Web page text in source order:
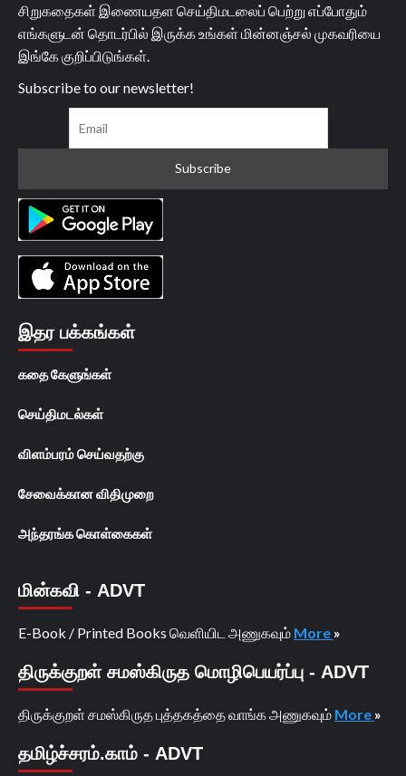
சிறுகதைகள் இணையதள செய்திமடலைப் பெற்று எப்போதும்
எங்களுடன் தொடர்பில் இருக்க உங்கள் மின்னஞ்சல் முகவரியை
இங்கே குறிப்பிடுங்கள்.
Subscribe to our newsletter!
இதர பக்கங்கள்
கதை கேளுங்கள்
செய்திமடல்கள்
விளம்பரம் செய்வதற்கு
சேவைக்கான விதிமுறை
அந்தரங்க கொள்கைகள்
மின்கவி - ADVT
E-Book / Printed Books வெளியிட அணுகவும் More »
திருக்குறள் சமஸ்கிருத மொழிபெயர்ப்பு - ADVT
திருக்குறள் சமஸ்கிருத புத்தகத்தை வாங்க அணுகவும் More »
தமிழ்ச்சரம்.காம் - ADVT